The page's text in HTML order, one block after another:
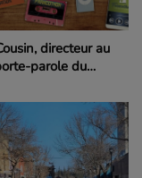
directeur au
parole du